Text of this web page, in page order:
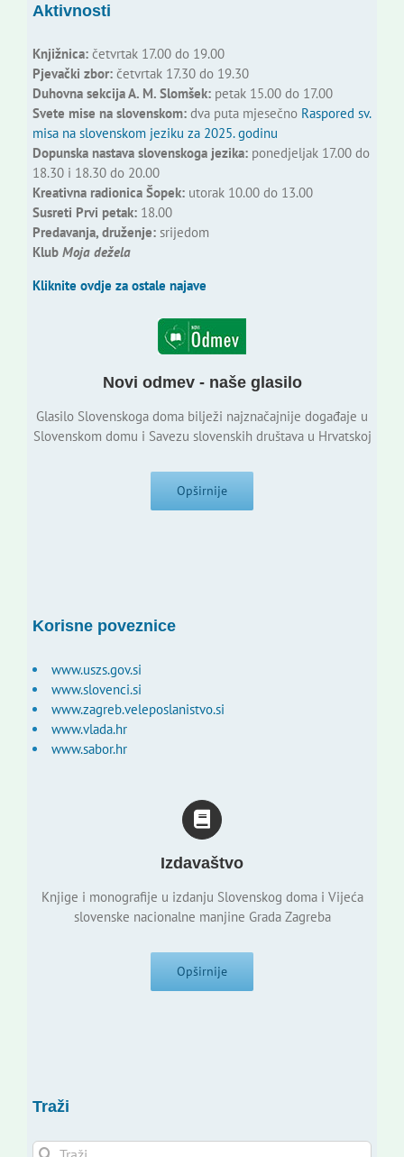
Aktivnosti
Knjižnica:četvrtak 17.00 do 19.00
Pjevački zbor:četvrtak 17.30 do 19.30
Duhovna sekcija A. M. Slomšek:petak 15.00 do 17.00
Svete mise na slovenskom:dva puta mjesečno Raspored sv.
misa na slovenskom jeziku za 2025. godinu
Dopunska nastava slovenskoga jezika:ponedjeljak 17.00 do
18.30 i 18.30 do 20.00
Kreativna radionica Šopek:utorak 10.00 do 13.00
Susreti Prvi petak:18.00
Predavanja, druženje:srijedom
Klub Moja dežela
Kliknite ovdje za ostale najave
Novi odmev - naše glasilo
Glasilo Slovenskoga doma bilježi najznačajnije događaje u
Slovenskom domu i Savezu slovenskih društava u Hrvatskoj
Opširnije
Korisne poveznice
www.uszs.gov.si
www.slovenci.si
www.zagreb.veleposlanistvo.si
www.vlada.hr
www.sabor.hr
Izdavaštvo
Knjige i monografije u izdanju Slovenskog doma i Vijeća
slovenske nacionalne manjine Grada Zagreba
Opširnije
Traži
Traži...